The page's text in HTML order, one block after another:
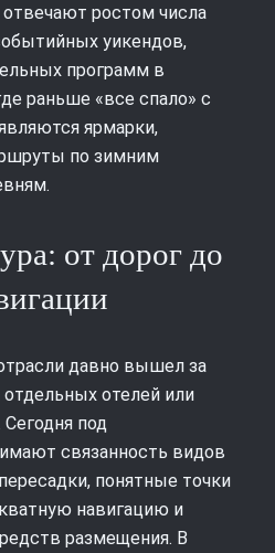
ростом числа
уикендов,
программ в
раньше «все спало» с
ярмарки,
по зимним
от дорог до
давно вышел за
отелей или
под
связанность видов
понятные точки
навигацию и
размещения. В